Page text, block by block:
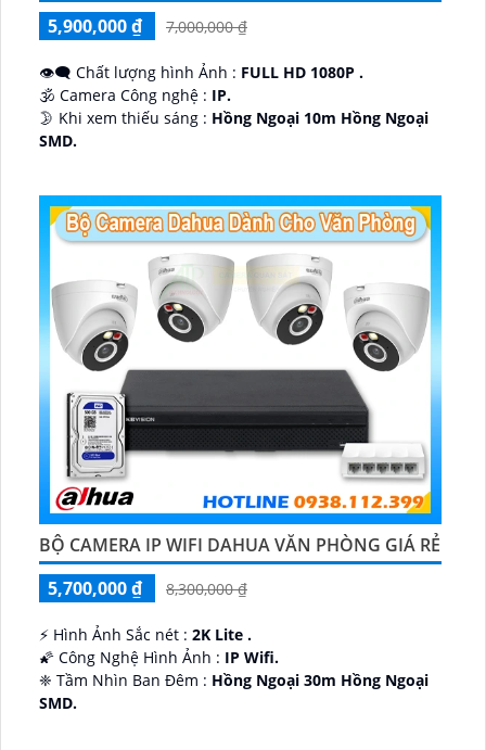
5,900,000 ₫
7,000,000 ₫
👁️‍🗨 Chất lượng hình Ảnh : FULL HD 1080P .
🕉️ Camera Công nghệ : IP.
🌛 Khi xem thiếu sáng : Hồng Ngoại 10m Hồng Ngoại
SMD.
BỘ CAMERA IP WIFI DAHUA VĂN PHÒNG GIÁ RẺ
5,700,000 ₫
8,300,000 ₫
️⚡ Hình Ảnh Sắc nét : 2K Lite .
🌠 Công Nghệ Hình Ảnh : IP Wifi.
❈ Tầm Nhìn Ban Đêm : Hồng Ngoại 30m Hồng Ngoại
SMD.